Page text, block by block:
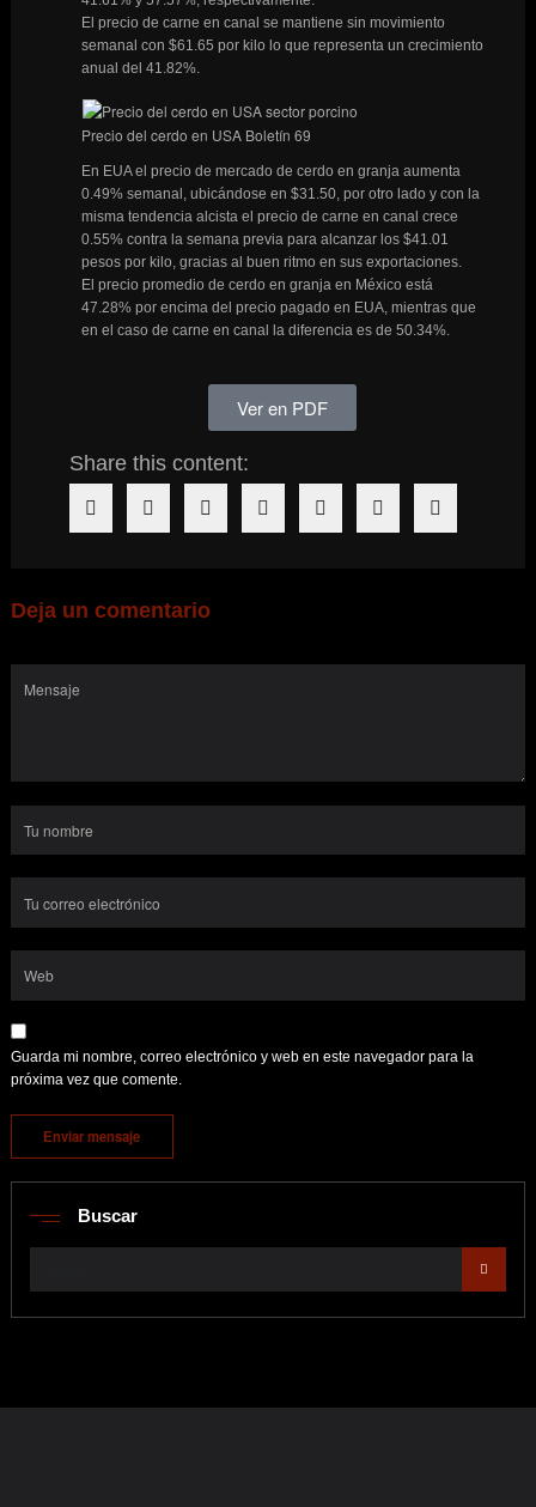
El precio de carne en canal se mantiene sin movimiento
semanal con $61.65 por kilo lo que representa un crecimiento
anual del 41.82%.
Precio del cerdo en USA Boletín 69
En EUA el precio de mercado de cerdo en granja aumenta
0.49% semanal, ubicándose en $31.50, por otro lado y con la
misma tendencia alcista el precio de carne en canal crece
0.55% contra la semana previa para alcanzar los $41.01
pesos por kilo, gracias al buen ritmo en sus exportaciones.
El precio promedio de cerdo en granja en México está
47.28% por encima del precio pagado en EUA, mientras que
en el caso de carne en canal la diferencia es de 50.34%.
Ver en PDF
Share this content:
Deja un comentario
Guarda mi nombre, correo electrónico y web en este navegador para la
próxima vez que comente.
Buscar